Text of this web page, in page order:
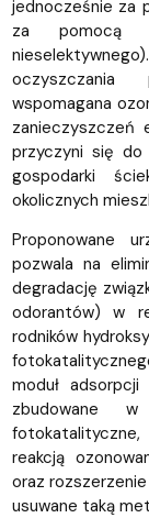
jednocześnie za
za pomocą
oczyszczania
wspomagana
przyczyni się do
gospodarki
okolicznych
Proponowane
pozwala na
degradację
odorantów) w
rodników
moduł
zbudowane
reakcją
oraz
usuwane taką